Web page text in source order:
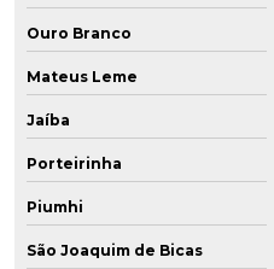
Ouro Branco
Mateus Leme
Jaíba
Porteirinha
Piumhi
São Joaquim de Bicas